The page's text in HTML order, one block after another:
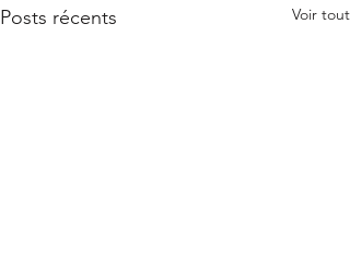
Posts récents Voir tout